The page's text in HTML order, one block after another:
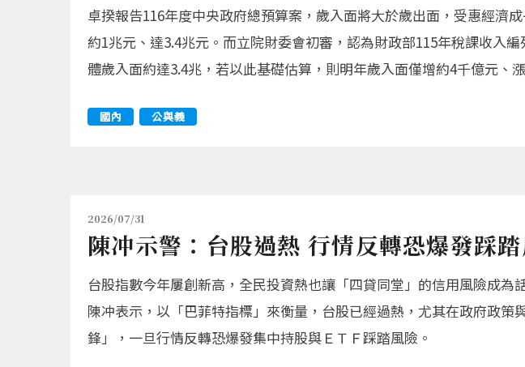
卓揆報告116年度中央政府總預算案，歲入面將大於歲出面，受惠經濟
約1兆元、達3.4兆元。而立院財委會初審，認為財政部115年稅課收入
體歲入面約達3.4兆，若以此基礎估算，則明年歲入面僅增約4千億元、
國內 公與義
2026/07/31
陳冲示警：台股過熱 行情反轉恐爆發踩
台股指數今年屢創新高，全民投資熱也讓「四貸同堂」的信用風險成
陳冲表示，以「巴菲特指標」來衡量，台股已經過熱，尤其在政府政策
鋒」，一旦行情反轉恐爆發集中持股與ＥＴＦ踩踏風險。